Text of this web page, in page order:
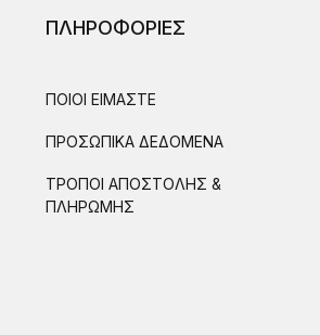
ΠΛΗΡΟΦΟΡΙΕΣ
ΠΟΙΟΙ ΕΙΜΑΣΤΕ
ΠΡΟΣΩΠΙΚΑ ΔΕΔΟΜΕΝΑ
ΤΡΟΠΟΙ ΑΠΟΣΤΟΛΗΣ &
ΠΛΗΡΩΜΗΣ